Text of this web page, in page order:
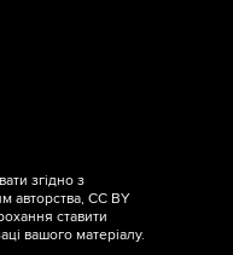
згідно з
авторства, CC BY
ставити
вашого матеріалу.